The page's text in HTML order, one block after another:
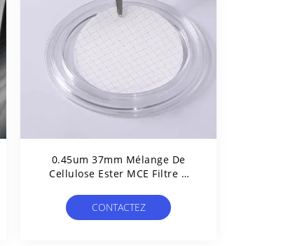
0.45um 37mm Mélange De
Cellulose Ester MCE Filtre À
Pour Test De Limite
Microbienne
CONTACTEZ